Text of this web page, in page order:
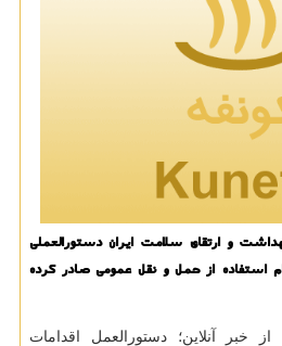
و ارتقای سلامت ایران دستورالعملی
استفاده از حمل و نقل عمومی صادر كرده
خبر آنلاین؛ دستورالعمل اقدامات